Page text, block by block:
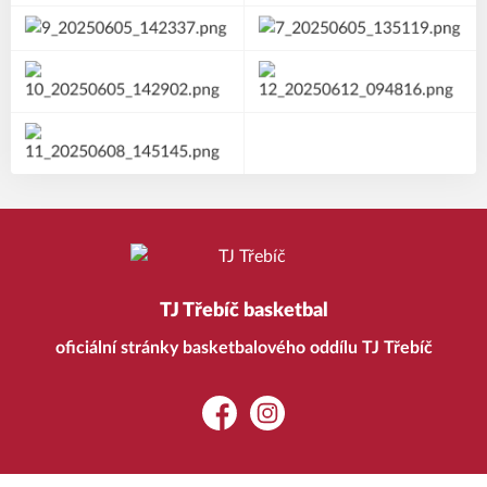
TJ Třebíč basketbal
oficiální stránky basketbalového oddílu TJ Třebíč
FacebookInstagram